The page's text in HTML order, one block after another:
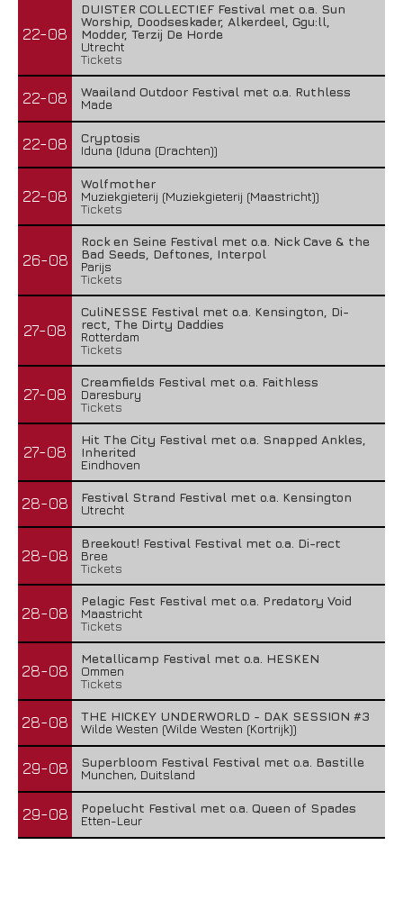
22-08
DUISTER COLLECTIEF Festival met o.a. Sun
Worship, Doodseskader, Alkerdeel, Ggu:ll,
Modder, Terzij De Horde
Utrecht
Tickets
22-08
Waailand Outdoor Festival met o.a. Ruthless
Made
22-08
Cryptosis
Iduna (Iduna (Drachten))
22-08
Wolfmother
Muziekgieterij (Muziekgieterij (Maastricht))
Tickets
26-08
Rock en Seine Festival met o.a. Nick Cave & the
Bad Seeds, Deftones, Interpol
Parijs
Tickets
27-08
CuliNESSE Festival met o.a. Kensington, Di-
rect, The Dirty Daddies
Rotterdam
Tickets
27-08
Creamfields Festival met o.a. Faithless
Daresbury
Tickets
27-08
Hit The City Festival met o.a. Snapped Ankles,
Inherited
Eindhoven
28-08
Festival Strand Festival met o.a. Kensington
Utrecht
28-08
Breekout! Festival Festival met o.a. Di-rect
Bree
Tickets
28-08
Pelagic Fest Festival met o.a. Predatory Void
Maastricht
Tickets
28-08
Metallicamp Festival met o.a. HESKEN
Ommen
Tickets
28-08
THE HICKEY UNDERWORLD - DAK SESSION #3
Wilde Westen (Wilde Westen (Kortrijk))
29-08
Superbloom Festival Festival met o.a. Bastille
Munchen, Duitsland
29-08
Popelucht Festival met o.a. Queen of Spades
Etten-Leur